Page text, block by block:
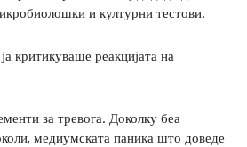
и културни тестови.
критикуваше реакцијата на
за тревога. Доколку беа
медиумската паника што доведе